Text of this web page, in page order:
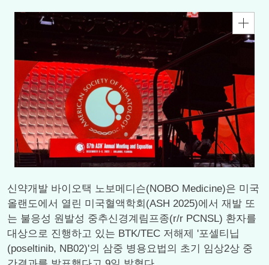
신약개발 바이오택 노보메디슨(NOBO Medicine)은 미국
올랜도에서 열린 미국혈액학회(ASH 2025)에서 재발 또
는 불응성 원발성 중추신경계림프종(r/r PCNSL) 환자를
대상으로 진행하고 있는 BTK/TEC 저해제 '포셀티닙
(poseltinib, NB02)'의 삼중 병용요법의 초기 임상2상 중